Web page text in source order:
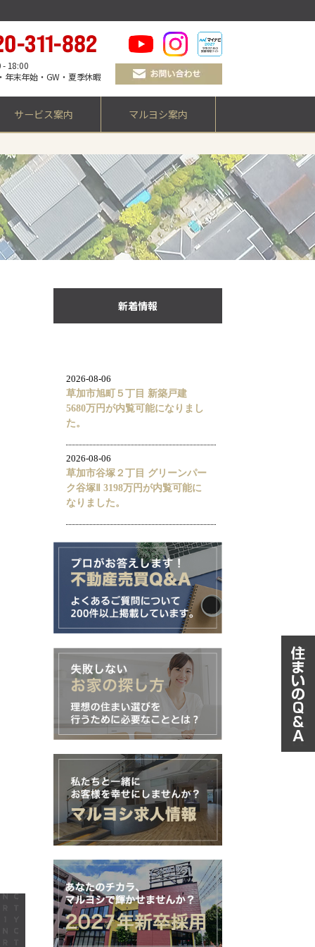
- 18:00
年末年始・GW・夏季休暇
サービス案内 マルヨシ案内
新着情報